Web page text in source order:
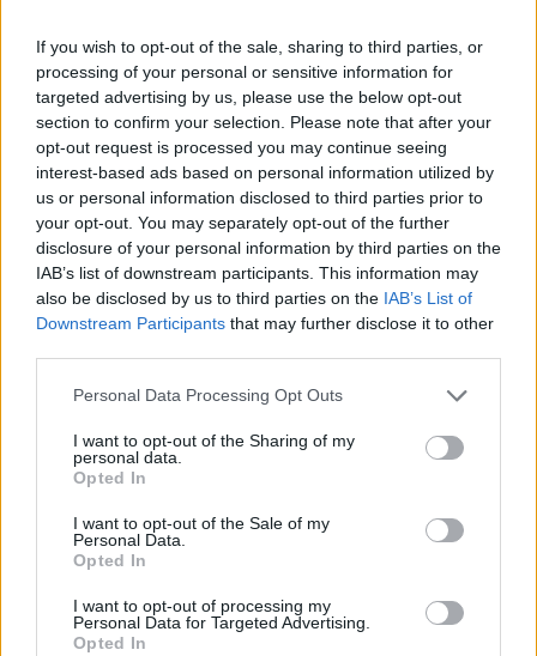
If you wish to opt-out of the sale, sharing to third parties, or
processing of your personal or sensitive information for
targeted advertising by us, please use the below opt-out
section to confirm your selection. Please note that after your
opt-out request is processed you may continue seeing
interest-based ads based on personal information utilized by
us or personal information disclosed to third parties prior to
your opt-out. You may separately opt-out of the further
disclosure of your personal information by third parties on the
IAB’s list of downstream participants. This information may
also be disclosed by us to third parties on the IAB’s List of
Downstream Participants that may further disclose it to other
Personal Data Processing Opt Outs
I want to opt-out of the Sharing of my
personal data.
Opted In
I want to opt-out of the Sale of my
Personal Data.
Opted In
I want to opt-out of processing my
Personal Data for Targeted Advertising.
Opted In